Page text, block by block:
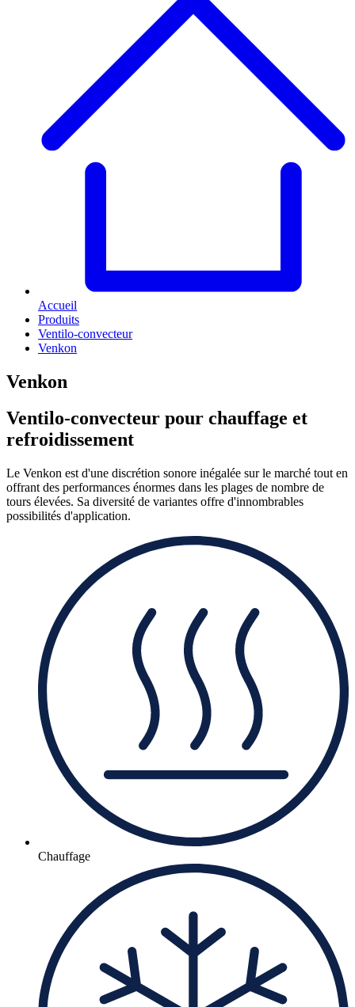
Accueil
Produits
Ventilo-convecteur
Venkon
Venkon
Ventilo-convecteur pour chauffage et
refroidissement
Le Venkon est d'une discrétion sonore inégalée sur le marché tout en
offrant des performances énormes dans les plages de nombre de
tours élevées. Sa diversité de variantes offre d'innombrables
possibilités d'application.
Chauffage